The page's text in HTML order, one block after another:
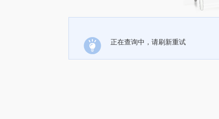
正在查询中，请刷新重试